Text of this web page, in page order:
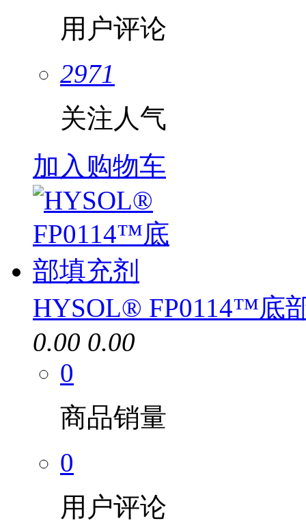
用户评论
2971
关注人气
加入购物车
HYSOL® FP0114™底
0.00 0.00
0
商品销量
0
用户评论